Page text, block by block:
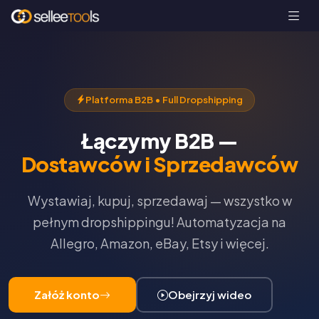
Platforma B2B • Full Dropshipping
Łączymy B2B —
Dostawców i Sprzedawców
Wystawiaj, kupuj, sprzedawaj — wszystko w
pełnym dropshippingu! Automatyzacja na
Allegro, Amazon, eBay, Etsy i więcej.
Załóż konto Obejrzyj wideo